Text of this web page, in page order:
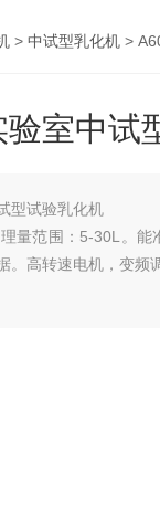
> 中试型乳化机 >
室中试
型试验乳化机
量范围：5-30L。
。高转速电机，变频